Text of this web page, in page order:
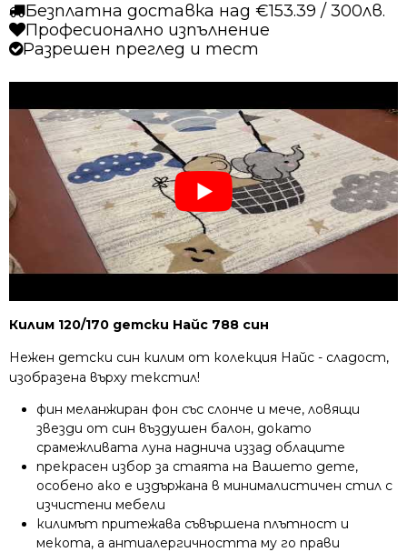
Безплатна доставка над €153.39 / 300лв.
Професионално изпълнение
Разрешен преглед и тест
Килим 120/170 детски Найс 788 син
Нежен детски син килим от колекция Найс - сладост,
изобразена върху текстил!
фин меланжиран фон със слонче и мече, ловящи
звезди от син въздушен балон, докато
срамежливата луна наднича иззад облаците
прекрасен избор за стаята на Вашето дете,
особено ако е издържана в минималистичен стил с
изчистени мебели
килимът притежава съвършена плътност и
мекота, а антиалергичността му го прави